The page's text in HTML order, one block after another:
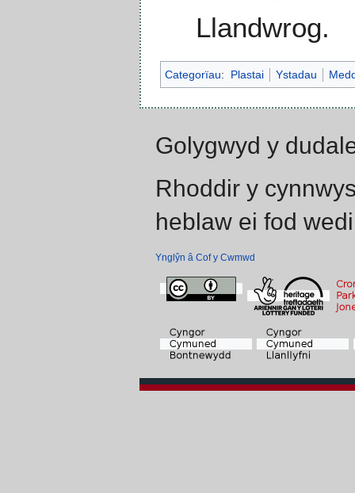
Llandwrog.
Categorïau: Plastai Ystadau
Golygwyd y
Rhoddir y
heblaw ei fod
Ynglŷn â Cof y Cwmwd